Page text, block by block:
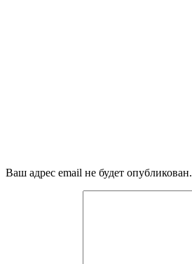
Ваш адрес email не будет опубликован.